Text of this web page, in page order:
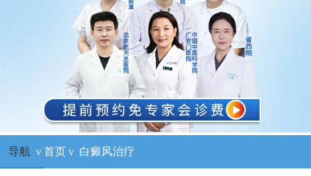
导航 ν 首页ν 白癜风治疗